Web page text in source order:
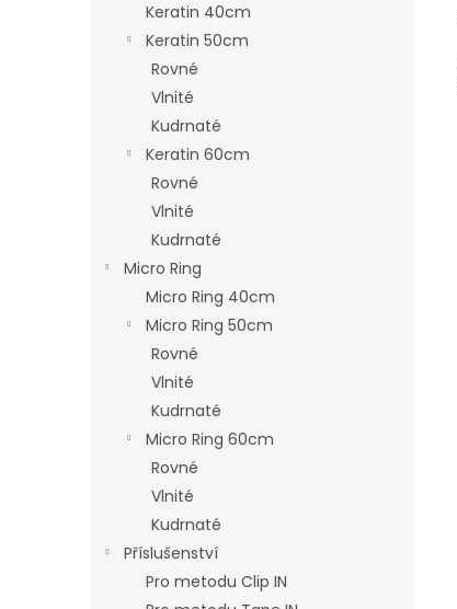
Keratin 40cm
Keratin 50cm
Rovné
Vlnité
Kudrnaté
Keratin 60cm
Rovné
Vlnité
Kudrnaté
Micro Ring
Micro Ring 40cm
Micro Ring 50cm
Rovné
Vlnité
Kudrnaté
Micro Ring 60cm
Rovné
Vlnité
Kudrnaté
Příslušenství
Pro metodu Clip IN